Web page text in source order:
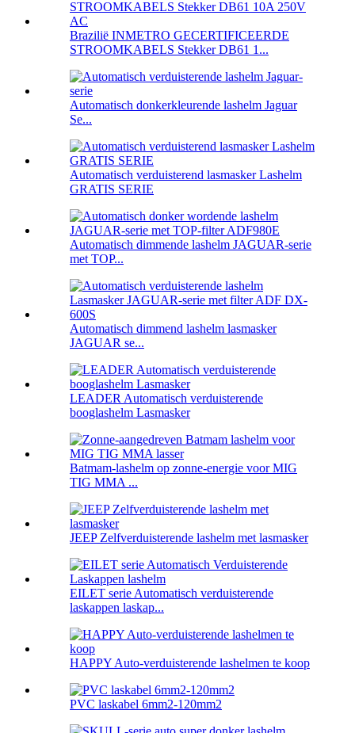
Brazilië INMETRO GECERTIFICEERDE
STROOMKABELS Stekker DB61 1...
Automatisch donkerkleurende lashelm Jaguar
Se...
Automatisch verduisterend lasmasker Lashelm
GRATIS SERIE
Automatisch dimmende lashelm JAGUAR-serie
met TOP...
Automatisch dimmend lashelm lasmasker
JAGUAR se...
LEADER Automatisch verduisterende
booglashelm Lasmasker
Batmam-lashelm op zonne-energie voor MIG
TIG MMA ...
JEEP Zelfverduisterende lashelm met lasmasker
EILET serie Automatisch verduisterende
laskappen laskap...
HAPPY Auto-verduisterende lashelmen te koop
PVC laskabel 6mm2-120mm2